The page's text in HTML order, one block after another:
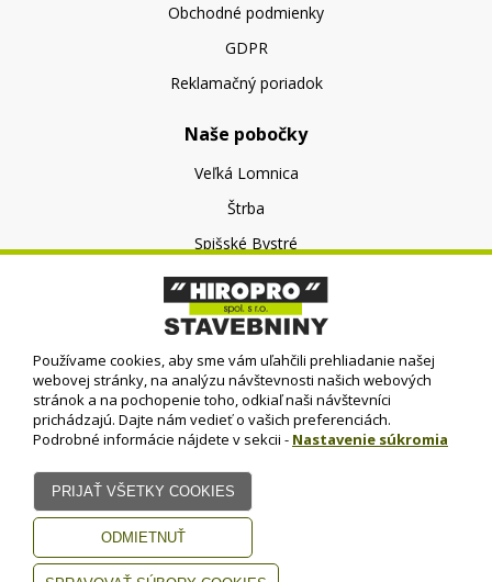
Obchodné podmienky
GDPR
Reklamačný poriadok
Naše pobočky
Veľká Lomnica
Štrba
Spišské Bystré
O nás
O spoločnosti
Kontakt
© HIROPRO, spol. s r.o.
Používame cookies, aby sme vám uľahčili prehliadanie našej
webovej stránky, na analýzu návštevnosti našich webových
stránok a na pochopenie toho, odkiaľ naši návštevníci
prichádzajú. Dajte nám vedieť o vašich preferenciách.
Podrobné informácie nájdete v sekcii - Nastavenie súkromia